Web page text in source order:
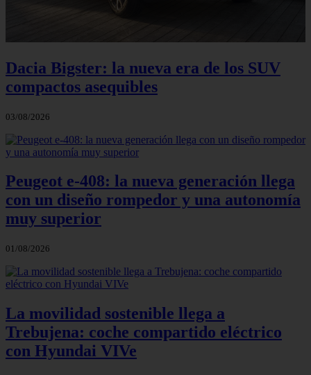
Dacia Bigster: la nueva era de los SUV
compactos asequibles
03/08/2026
Peugeot e-408: la nueva generación llega
con un diseño rompedor y una autonomía
muy superior
01/08/2026
La movilidad sostenible llega a
Trebujena: coche compartido eléctrico
con Hyundai VIVe